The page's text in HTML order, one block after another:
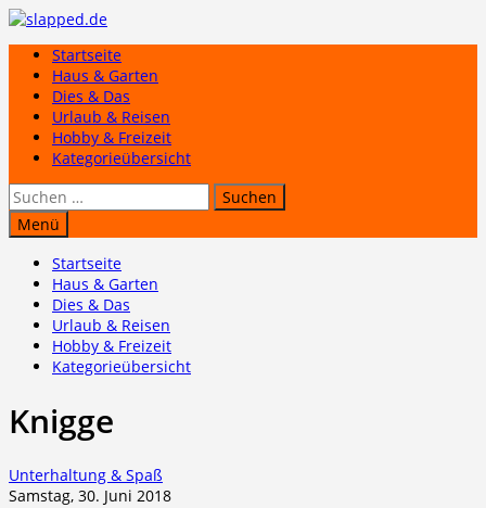
Zum
springenStartseite
Haus & Garten
Dies & Das
Urlaub & Reisen
Hobby & Freizeit
Kategorieübersicht
Suchen
nach:
Menü
Startseite
Haus & Garten
Dies & Das
Urlaub & Reisen
Hobby & Freizeit
Kategorieübersicht
Knigge
Unterhaltung & Spaß
Samstag, 30. Juni 2018